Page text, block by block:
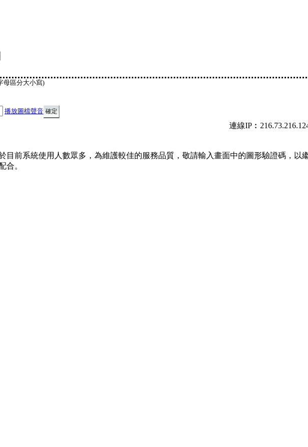
母區分大小寫)
播放圖檔聲音
連線
目前系統使用人數眾多，為維護較佳的服務品質，敬請輸入畫面中的圖形驗證碼，以
合。